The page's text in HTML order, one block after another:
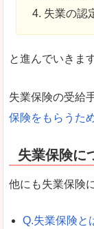
失業の認
と進んでいきます
失業保険の受給
保険をもらうた
失業保険に
他にも失業保険
Q.失業保険と